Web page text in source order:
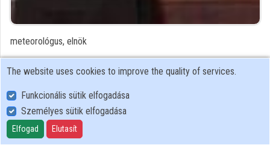
meteorológus, elnök
Contributor's recordings
Profiles
Profile
The website uses cookies to improve the quality of services.
Funkcionális sütik elfogadása
Személyes sütik elfogadása
Elfogad Elutasít